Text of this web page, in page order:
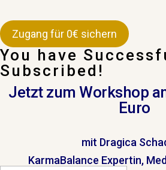
You have
Subscribed!
Jetzt zum Workshop
Euro
mit Dragica
KarmaBalance Expertin,